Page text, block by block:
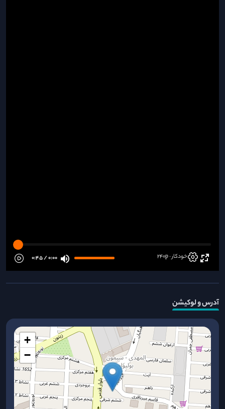
خودکار · 240p 0:00 / 0:45
آدرس و لوکیشن
+
−